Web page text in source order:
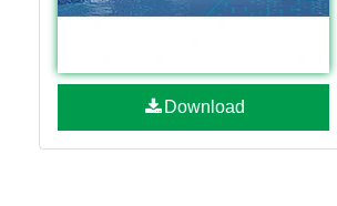
Download